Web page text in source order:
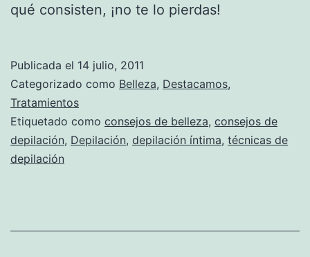
qué consisten, ¡no te lo pierdas!
Publicada el 14 julio, 2011
Categorizado como Belleza, Destacamos,
Tratamientos
Etiquetado como consejos de belleza, consejos de
depilación, Depilación, depilación íntima, técnicas de
depilación